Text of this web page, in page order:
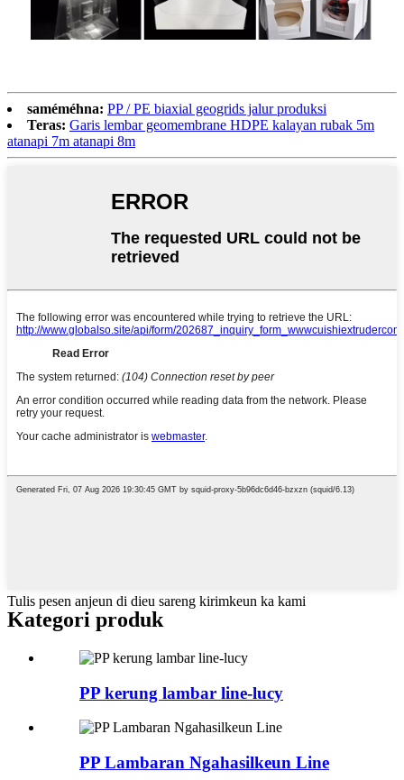
saméméhna: PP / PE biaxial geogrids jalur produksi
Teras: Garis lembar geomembrane HDPE kalayan rubak 5m
atanapi 7m atanapi 8m
Tulis pesen anjeun di dieu sareng kirimkeun ka kami
Kategori produk
PP kerung lambar line-lucy
PP Lambaran Ngahasilkeun Line